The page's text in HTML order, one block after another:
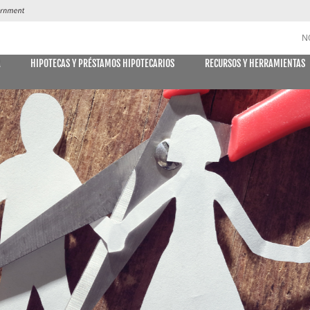
CUENTAS DE AHORRO y CD
Libreta de ahorro
Declaración Ahorro
Cuenta de Ahorro Kids Club
Cuentas del mercado monetario
Tipos actuales del mercado monetario
HIPOTECAS Y PRÉSTAMOS HIPOTECARIOS RECURSOS Y HERRAMIENTAS
E DECLARACIONES
PAGO